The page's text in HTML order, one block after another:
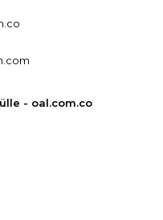
- oal.com.co